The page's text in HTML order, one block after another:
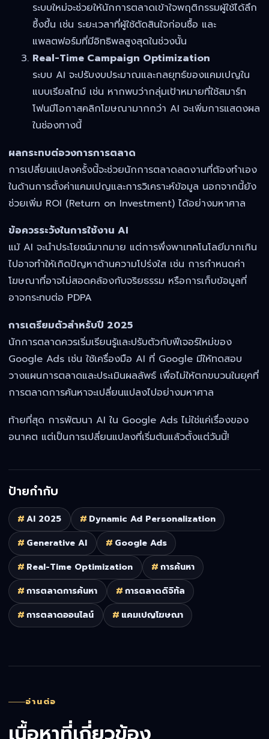
ระบบใหม่จะช่วยให้นักการตลาดเข้าใจพฤติกรรมผู้ใช้ได้ลึก
ซึ้งขึ้น เช่น ระยะเวลาที่ผู้ใช้ตัดสินใจก่อนซื้อ และ
แพลตฟอร์มที่มีอิทธิพลสูงสุดในช่วงนั้น
Real-Time Campaign Optimization
ระบบ AI จะปรับงบประมาณและกลยุทธ์ของแคมเปญใน
แบบเรียลไทม์ เช่น หากพบว่ากลุ่มเป้าหมายที่ใช้สมาร์ท
โฟนมีโอกาสคลิกโฆษณามากกว่า AI จะเพิ่มการแสดงผล
ในช่องทางนี้
ผลกระทบต่อวงการการตลาด
การเปลี่ยนแปลงครั้งนี้จะช่วยนักการตลาดลดงานที่ต้องทำเอง
ในด้านการตั้งค่าแคมเปญและการวิเคราะห์ข้อมูล นอกจากนี้ยัง
ช่วยเพิ่ม ROI (Return on Investment) ได้อย่างมหาศาล
ข้อควรระวังในการใช้งาน AI
แม้ AI จะนำประโยชน์มากมาย แต่การพึ่งพาเทคโนโลยีมากเกิน
ไปอาจทำให้เกิดปัญหาด้านความโปร่งใส เช่น การกำหนดค่า
โฆษณาที่อาจไม่สอดคล้องกับจริยธรรม หรือการเก็บข้อมูลที่
อาจกระทบต่อ PDPA
การเตรียมตัวสำหรับปี 2025
นักการตลาดควรเริ่มเรียนรู้และปรับตัวกับฟีเจอร์ใหม่ของ
Google Ads เช่น ใช้เครื่องมือ AI ที่ Google มีให้ทดสอบ
วางแผนการตลาดและประเมินผลลัพธ์ เพื่อไม่ให้ตกขบวนในยุคที่
การตลาดการค้นหาจะเปลี่ยนแปลงไปอย่างมหาศาล
ท้ายที่สุด การพัฒนา AI ใน Google Ads ไม่ใช่แค่เรื่องของ
อนาคต แต่เป็นการเปลี่ยนแปลงที่เริ่มต้นแล้วตั้งแต่วันนี้!
ป้ายกำกับ
# AI 2025 # Dynamic Ad Personalization
# Generative AI # Google Ads
# Real-Time Optimization #การค้นหา
# การตลาดการค้นหา #การตลาดดิจิทัล
# การตลาดออนไลน์ # แคมเปญโฆษณา
อ่านต่อ
เนื้อหาที่เกี่ยวข้อง